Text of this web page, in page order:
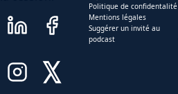
Politique de confidentalité
Mentions légales
Suggérer un invité au
podcast